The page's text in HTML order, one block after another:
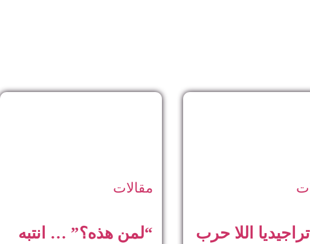
اللا حرب
مقالات
“لمن هذه؟” … انتبه